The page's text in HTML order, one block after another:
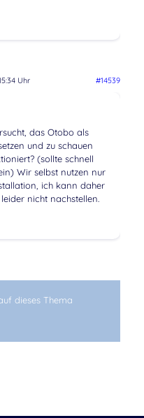
Uhr #14539
das Otobo als
und zu schauen
(sollte schnell
Wir selbst nutzen nur
ich kann daher
nicht nachstellen.
dieses Thema